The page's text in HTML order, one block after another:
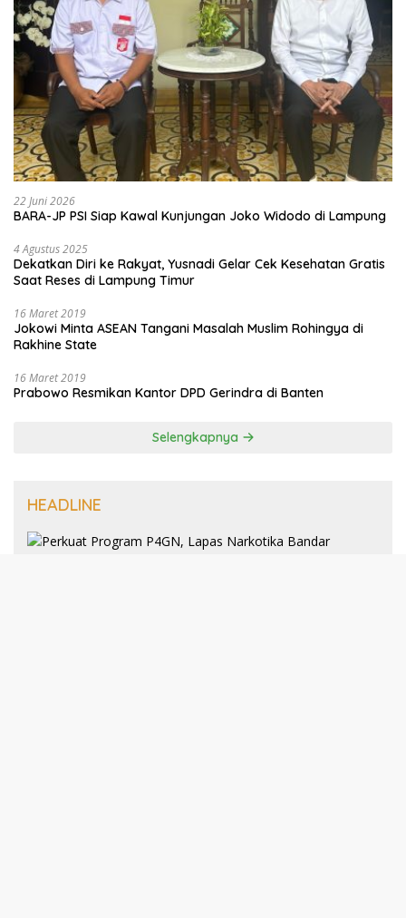
22 Juni 2026
BARA-JP PSI Siap Kawal Kunjungan Joko Widodo di Lampung
4 Agustus 2025
Dekatkan Diri ke Rakyat, Yusnadi Gelar Cek Kesehatan Gratis
Saat Reses di Lampung Timur
16 Maret 2019
Jokowi Minta ASEAN Tangani Masalah Muslim Rohingya di
Rakhine State
16 Maret 2019
Prabowo Resmikan Kantor DPD Gerindra di Banten
Selengkapnya
HEADLINE